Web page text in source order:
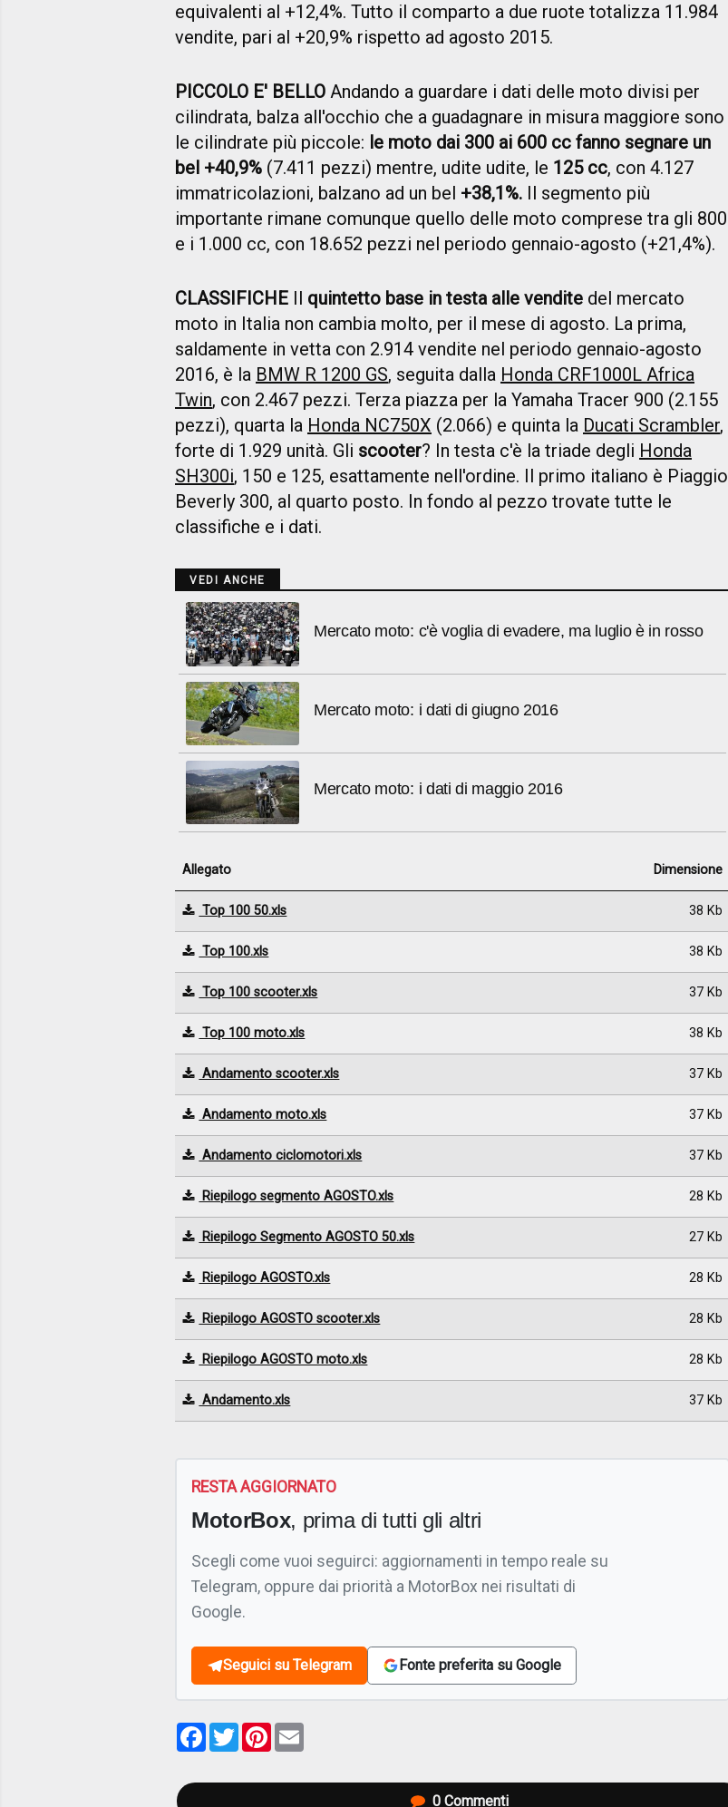
equivalenti al +12,4%. Tutto il comparto a due ruote totalizza 11.984
vendite, pari al +20,9% rispetto ad agosto 2015.
PICCOLO E' BELLO Andando a guardare i dati delle moto divisi per
cilindrata, balza all'occhio che a guadagnare in misura maggiore sono
le cilindrate più piccole: le moto dai 300 ai 600 cc fanno segnare un
bel +40,9% (7.411 pezzi) mentre, udite udite, le 125 cc, con 4.127
immatricolazioni, balzano ad un bel +38,1%. Il segmento più
importante rimane comunque quello delle moto comprese tra gli 800
e i 1.000 cc, con 18.652 pezzi nel periodo gennaio-agosto (+21,4%).
CLASSIFICHE Il quintetto base in testa alle vendite del mercato
moto in Italia non cambia molto, per il mese di agosto. La prima,
saldamente in vetta con 2.914 vendite nel periodo gennaio-agosto
2016, è la BMW R 1200 GS, seguita dalla Honda CRF1000L Africa
Twin, con 2.467 pezzi. Terza piazza per la Yamaha Tracer 900 (2.155
pezzi), quarta la Honda NC750X (2.066) e quinta la Ducati Scrambler,
forte di 1.929 unità. Gli scooter? In testa c'è la triade degli Honda
SH300i, 150 e 125, esattamente nell'ordine. Il primo italiano è Piaggio
Beverly 300, al quarto posto. In fondo al pezzo trovate tutte le
classifiche e i dati.
VEDI ANCHE
Mercato moto: c'è voglia di evadere, ma luglio è in rosso
Mercato moto: i dati di giugno 2016
Mercato moto: i dati di maggio 2016
Allegato Dimensione
Top 100 50.xls 38 Kb
Top 100.xls 38 Kb
Top 100 scooter.xls 37 Kb
Top 100 moto.xls 38 Kb
Andamento scooter.xls 37 Kb
Andamento moto.xls 37 Kb
Andamento ciclomotori.xls 37 Kb
Riepilogo segmento AGOSTO.xls 28 Kb
Riepilogo Segmento AGOSTO 50.xls 27 Kb
Riepilogo AGOSTO.xls 28 Kb
Riepilogo AGOSTO scooter.xls 28 Kb
Riepilogo AGOSTO moto.xls 28 Kb
Andamento.xls 37 Kb
RESTA AGGIORNATO
MotorBox, prima di tutti gli altri
Scegli come vuoi seguirci: aggiornamenti in tempo reale su
Telegram, oppure dai priorità a MotorBox nei risultati di
Google.
Seguici su Telegram Fonte preferita su Google
Facebook
TwitterPinterest
0 Commenti